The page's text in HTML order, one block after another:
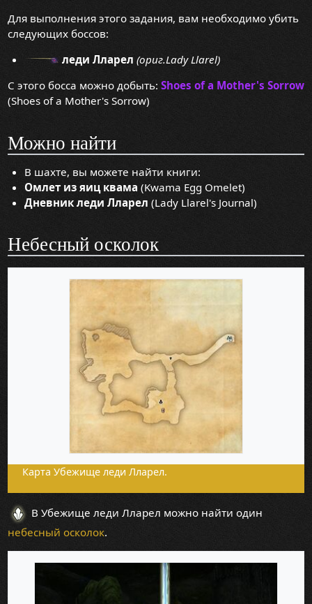
Для выполнения этого задания, вам необходимо убить
следующих боссов:
леди Лларел (ориг.Lady Llarel)
С этого босса можно добыть: Shoes of a Mother's Sorrow
(Shoes of a Mother's Sorrow)
Можно найти
В шахте, вы можете найти книги:
Омлет из яиц квама (Kwama Egg Omelet)
Дневник леди Лларел (Lady Llarel's Journal)
Небесный осколок
Карта Убежище леди Лларел.
В Убежище леди Лларел можно найти один
небесный осколок.